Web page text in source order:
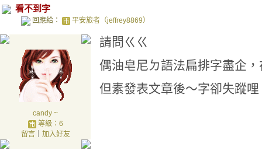
看不到字
回應給： 平安旅者（jeffrey8869）
candy ~
等級：6
留言｜ 加入好友
請問ㄍㄍ
偶油皂尼ㄉ語法扁排字盡企
但素發表文章後～字卻失蹤